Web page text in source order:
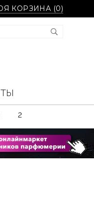
КОРЗИНА (0)
2